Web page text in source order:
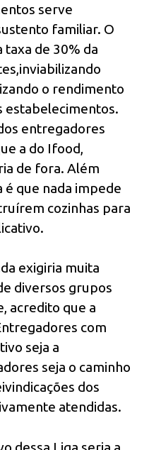
serve
familiar. O
de 30% da
o rendimento
estabelecimentos.
entregadores
a do Ifood,
de fora. Além
é que nada impede
cozinhas para
exigiria muita
diversos grupos
acredito que a
com
seja a
seja o caminho
dos
atendidas.